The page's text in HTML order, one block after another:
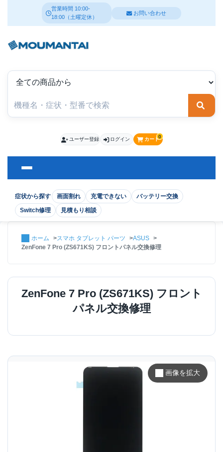
営業時間 10:00-
18:00（土曜定休）
お問い合わせ
検索
症状から探す 画面割れ 充電できない
バッテリー交換
Switch修理
見積もり相談
ユーザー登録 ログイン カート0
ホーム スマホ タブレット パーツ
ASUS
ZenFone 7 Pro (ZS671KS) フロントパネル交換修理
ZenFone 7 Pro (ZS671KS) フロント
パネル交換修理
画像を拡大